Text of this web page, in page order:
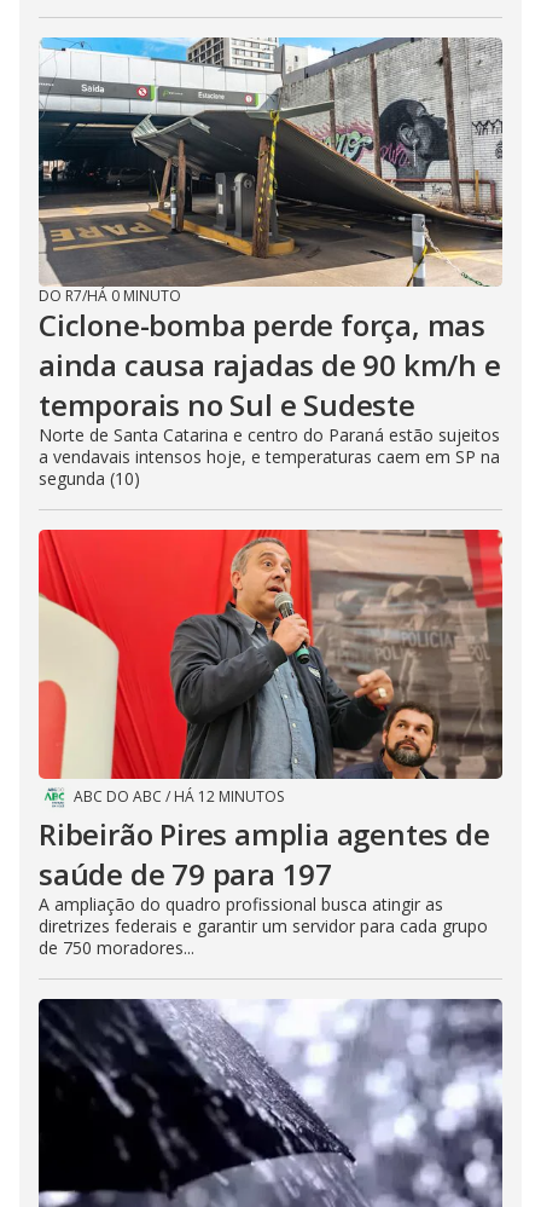
DO R7/HÁ 0 MINUTO
Ciclone-bomba perde força, mas
ainda causa rajadas de 90 km/h e
temporais no Sul e Sudeste
Norte de Santa Catarina e centro do Paraná estão sujeitos
a vendavais intensos hoje, e temperaturas caem em SP na
segunda (10)
ABC DO ABC / HÁ 12 MINUTOS
Ribeirão Pires amplia agentes de
saúde de 79 para 197
A ampliação do quadro profissional busca atingir as
diretrizes federais e garantir um servidor para cada grupo
de 750 moradores...